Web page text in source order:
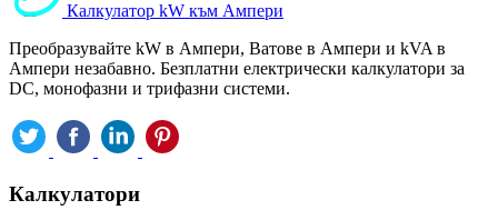
Калкулатор kW към Ампери
Преобразувайте kW в Ампери, Ватове в Ампери и kVA в
Ампери незабавно. Безплатни електрически калкулатори за
DC, монофазни и трифазни системи.
Калкулатори